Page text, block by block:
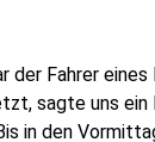
der Fahrer
sagte uns ein
in den